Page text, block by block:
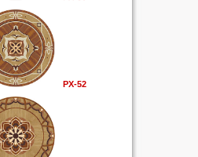
РХ-52